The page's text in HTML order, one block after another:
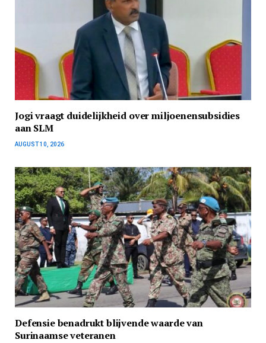
Jogi vraagt duidelijkheid over miljoenensubsidies
aan SLM
AUGUST 10, 2026
Defensie benadrukt blijvende waarde van
Surinaamse veteranen